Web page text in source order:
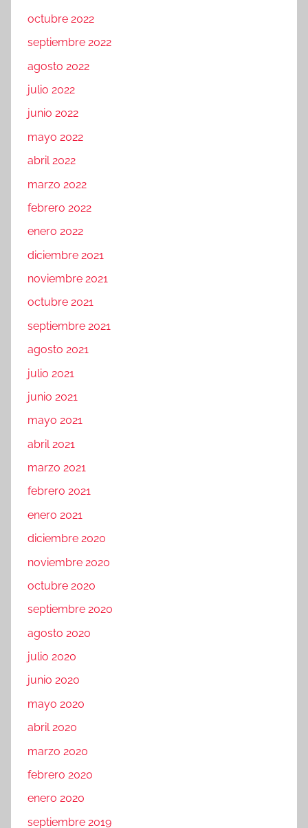
octubre 2022
septiembre 2022
agosto 2022
julio 2022
junio 2022
mayo 2022
abril 2022
marzo 2022
febrero 2022
enero 2022
diciembre 2021
noviembre 2021
octubre 2021
septiembre 2021
agosto 2021
julio 2021
junio 2021
mayo 2021
abril 2021
marzo 2021
febrero 2021
enero 2021
diciembre 2020
noviembre 2020
octubre 2020
septiembre 2020
agosto 2020
julio 2020
junio 2020
mayo 2020
abril 2020
marzo 2020
febrero 2020
enero 2020
septiembre 2019